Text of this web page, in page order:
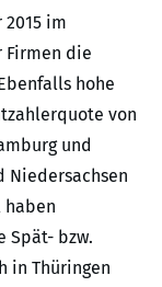
im
Firmen die
hohe
von
und
Niedersachsen
haben
Spät- bzw.
in Thüringen